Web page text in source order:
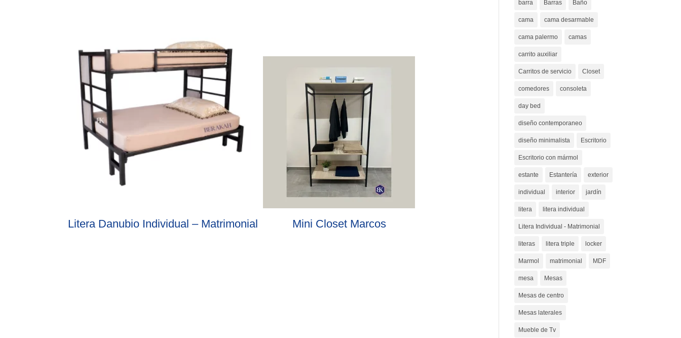
Litera Danubio Individual – Matrimonial Mini Closet Marcos
barra Barras Baño
cama cama desarmable
cama palermo camas
carrito auxiliar
Carritos de servicio Closet
comedores consoleta
day bed
diseño contemporaneo
diseño minimalista Escritorio
Escritorio con mármol
estante Estantería exterior
individual interior jardín
litera litera individual
Litera Individual - Matrimonial
literas litera triple locker
Marmol matrimonial MDF
mesa Mesas
Mesas de centro
Mesas laterales
Mueble de Tv